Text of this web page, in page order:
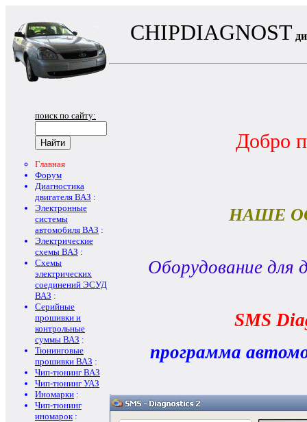
CHIPDIAGNOST
поиск по сайту:
Главная
Форум
Диагностика
двигателя ВАЗ :
Электронные
системы
автомобиля ВАЗ :
Электрические
схемы ВАЗ :
Схемы
электрических
соединений ЭСУД
ВАЗ :
Серийные
прошивки и
контрольные
суммы ВАЗ :
Тюнинговые
прошивки ВАЗ :
Чип-тюнинг ВАЗ
Чип-тюнинг УАЗ
Иномарки :
Чип-тюнинг
иномарок:
Добро
НАШЕ
Оборудование для
SMS
программа